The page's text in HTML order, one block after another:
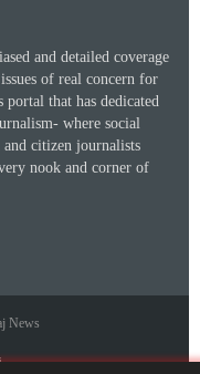
and detailed coverage
of real concern for
portal that has dedicated
where social
citizen journalists
nook and corner of
News